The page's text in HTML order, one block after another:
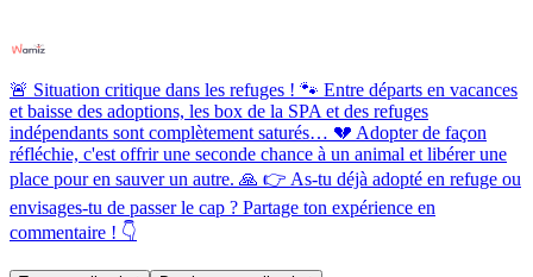
🚨 Situation critique dans les refuges ! 🐾 Entre départs en vacances
et baisse des adoptions, les box de la SPA et des refuges
indépendants sont complètement saturés… 💔 Adopter de façon
réfléchie, c'est offrir une seconde chance à un animal et libérer une
place pour en sauver un autre. 🙏 👉 As-tu déjà adopté en refuge ou
envisages-tu de passer le cap ? Partage ton expérience en
commentaire ! 👇